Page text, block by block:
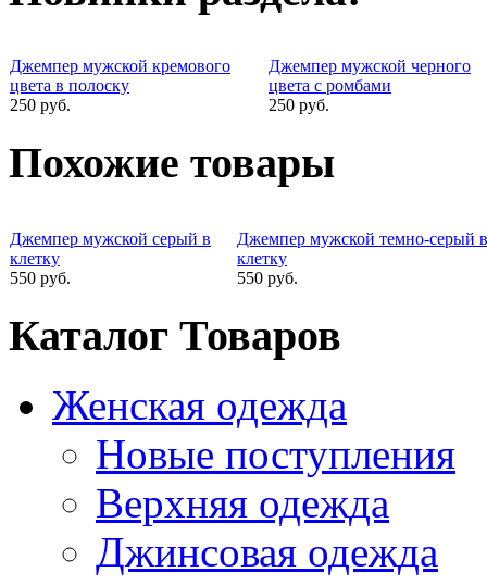
Джемпер мужской кремового
цвета в полоску
250 руб.
Джемпер мужской черного
цвета с ромбами
250 руб.
Похожие товары
Джемпер мужской серый в
клетку
550 руб.
Джемпер мужской темно-серый в
клетку
550 руб.
Каталог Товаров
Женская одежда
Новые поступления
Верхняя одежда
Джинсовая одежда